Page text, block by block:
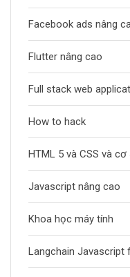
Facebook ads nâng
Flutter nâng cao
Full stack web
How to hack
HTML 5 và CSS và
Javascript nâng cao
Khoa học máy tính
Langchain Javascript